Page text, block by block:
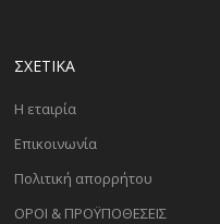
ΣΧΕΤΙΚΑ
Η εταιρία
Επικοινωνία
Πολιτική απορρήτου
ΟΡΟΙ & ΠΡΟΫΠΟΘΕΣΕΙΣ